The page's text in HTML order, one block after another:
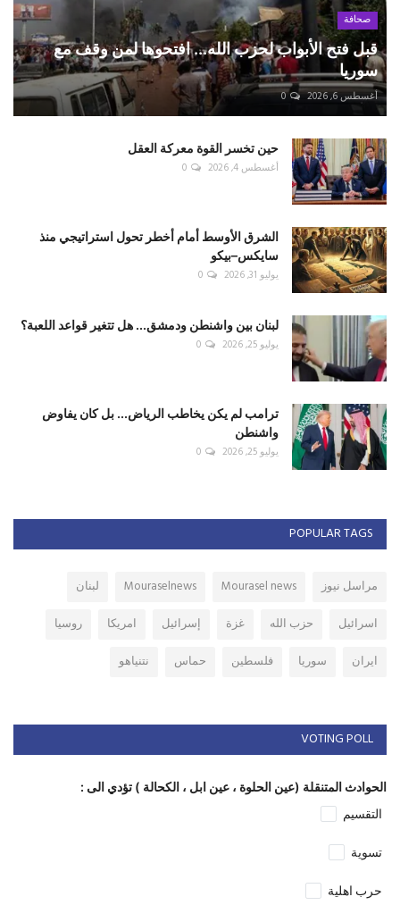
صحافة
قبل فتح الأبواب لحزب الله... افتحوها لمن وقف مع
سوريا
أغسطس 6, 2026 0
حين تخسر القوة معركة العقل
أغسطس 4, 2026 0
الشرق الأوسط أمام أخطر تحول استراتيجي منذ
سايكس–بيكو
يوليو 31, 2026 0
لبنان بين واشنطن ودمشق... هل تتغير قواعد اللعبة؟
يوليو 25, 2026 0
ترامب لم يكن يخاطب الرياض... بل كان يفاوض
واشنطن
يوليو 25, 2026 0
POPULAR TAGS
مراسل نيوز Mourasel news
Mouraselnews
لبنان
اسرائيل
حزب الله غزة إسرائيل امريكا
روسيا
ايران
سوريا فلسطين حماس نتنياهو
VOTING POLL
الحوادث المتنقلة (عين الحلوة ، عين ابل ، الكحالة ) تؤدي الى :
التقسيم
تسوية
حرب اهلية